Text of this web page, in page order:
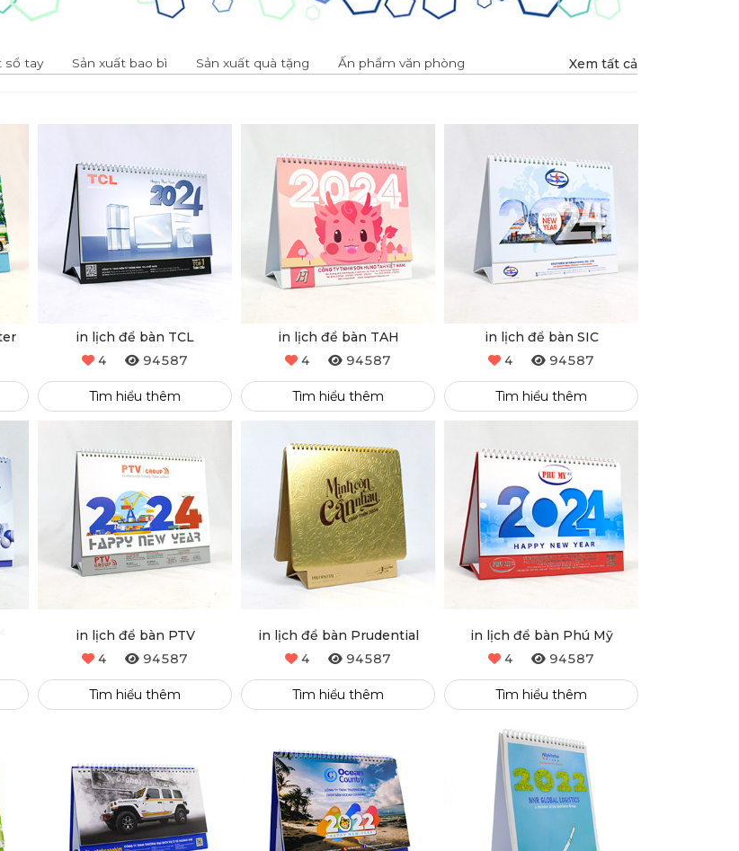
sổ tay Sản xuất bao bì Sản xuất quà tặng Ấn phẩm văn phòng Xem tất cả
in lịch để bàn TCL
4
94587
Tìm hiểu thêm
in lịch để bàn TAH
4
94587
Tìm hiểu thêm
in lịch để bàn SIC
4
94587
Tìm hiểu thêm
in lịch để bàn PTV
4
94587
Tìm hiểu thêm
in lịch để bàn Prudential
4
94587
Tìm hiểu thêm
in lịch để bàn Phú Mỹ
4
94587
Tìm hiểu thêm